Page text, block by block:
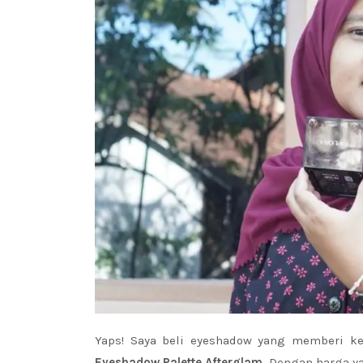
Yaps! Saya beli eyeshadow yang memberi